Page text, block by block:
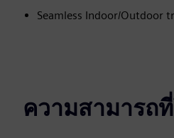
Seamless Indoor/Outdoor
ความสามารถ